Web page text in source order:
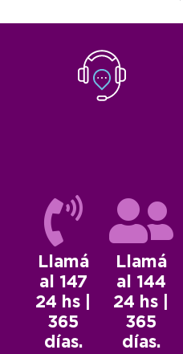
Llamá
al 147
24 hs |
365
días.
Llamá
al 144
24 hs |
365
días.